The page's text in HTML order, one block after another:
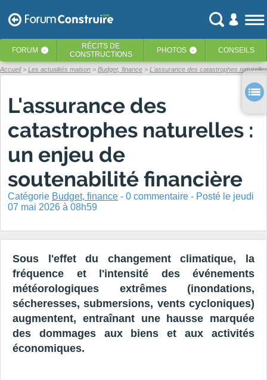
FORUM ‹ RÉCITS DE
CONSTRUCTIONS
PHOTOS ‹ CONSEILS
Accueil Les actualités maison Budget, finance L'assurance des catastrophes
L'assurance des
catastrophes naturelles :
un enjeu de
soutenabilité financière
Catégorie Budget, finance - 0 commentaire - Posté le jeudi
07 mai 2026 à 08h59
Sous l'effet du changement climatique, la
fréquence et l'intensité des événements
météorologiques extrêmes (inondations,
sécheresses, submersions, vents cycloniques)
augmentent, entraînant une hausse marquée
des dommages aux biens et aux activités
économiques.